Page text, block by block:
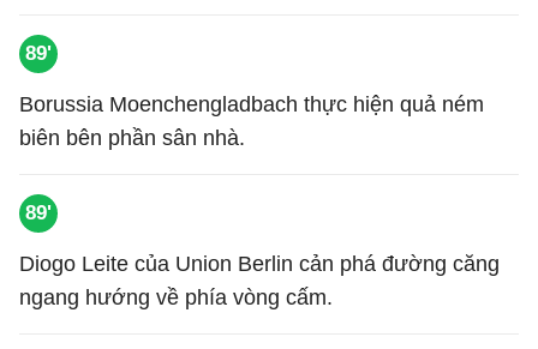
89'
Borussia Moenchengladbach thực hiện quả ném
biên bên phần sân nhà.
89'
Diogo Leite của Union Berlin cản phá đường căng
ngang hướng về phía vòng cấm.